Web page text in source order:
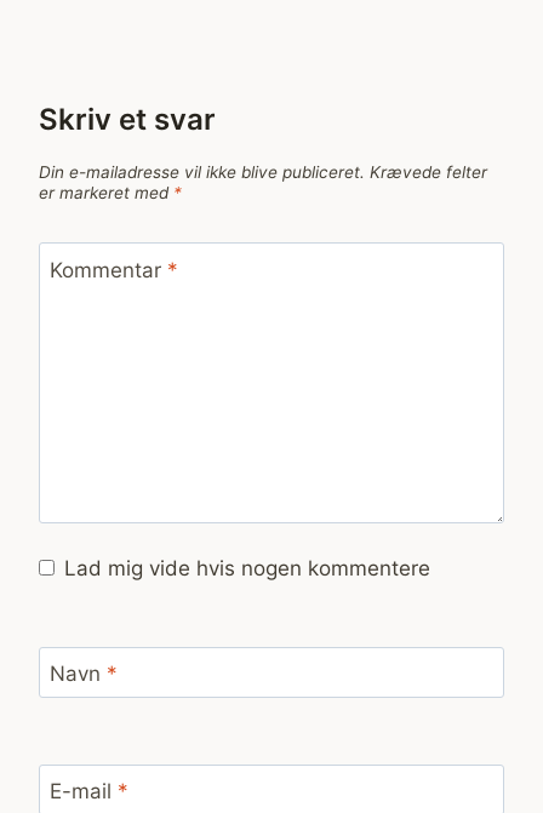
Skriv et svar
Din e-mailadresse vil ikke blive publiceret. Krævede felter
er markeret med *
Kommentar *
Lad mig vide hvis nogen kommentere
Navn *
E-mail *